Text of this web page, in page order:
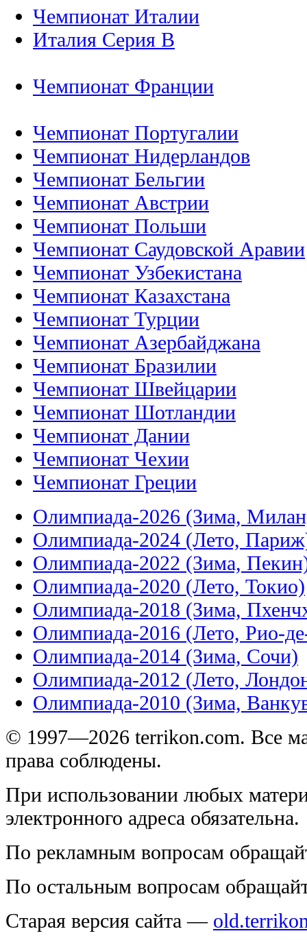
Чемпионат Италии
Италия Серия B
Чемпионат Франции
Чемпионат Португалии
Чемпионат Нидерландов
Чемпионат Бельгии
Чемпионат Австрии
Чемпионат Польши
Чемпионат Саудовской Аравии
Чемпионат Узбекистана
Чемпионат Казахстана
Чемпионат Турции
Чемпионат Азербайджана
Чемпионат Бразилии
Чемпионат Швейцарии
Чемпионат Шотландии
Чемпионат Дании
Чемпионат Чехии
Чемпионат Греции
Олимпиада-2026 (Зима,
Олимпиада-2024 (Лето,
Олимпиада-2022 (Зима,
Олимпиада-2020 (Лето, Токио)
Олимпиада-2018 (Зима,
Олимпиада-2016 (Лето, Рио-
Олимпиада-2014 (Зима, Сочи)
Олимпиада-2012 (Лето,
Олимпиада-2010 (Зима,
© 1997—2026 terrikon.com. Все
права соблюдены.
При использовании любых
электронного адреса обязательна.
По рекламным вопросам
По остальным вопросам
Старая версия сайта —